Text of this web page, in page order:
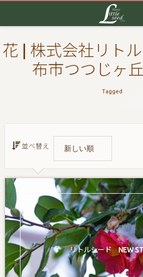
花 | 株式会社リト
布市つつじヶ
Tagged
並べ替え
リトルシード NEW